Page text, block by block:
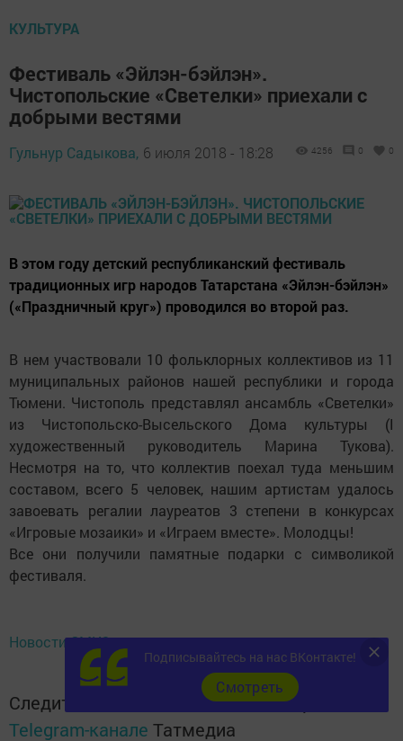
КУЛЬТУРА
Фестиваль «Эйлэн-бэйлэн».
Чистопольские «Светелки» приехали с
добрыми вестями
Гульнур Садыкова, 6 июля 2018 - 18:28 4256 0 0
В этом году детский республиканский фестиваль
традиционных игр народов Татарстана «Эйлэн-бэйлэн»
(«Праздничный круг») проводился во второй раз.
В нем участвовали 10 фольклорных коллективов из 11
муниципальных районов нашей республики и города
Тюмени. Чистополь представлял ансамбль «Светелки»
из Чистопольско-Высельского Дома культуры (I
художественный руководитель Марина Тукова).
Несмотря на то, что коллектив поехал туда меньшим
составом, всего 5 человек, нашим артистам удалось
завоевать регалии лауреатов 3 степени в конкурсах
«Игровые мозаики» и «Играем вместе». Молодцы!
Все они получили памятные подарки с символикой
фестиваля.
Новости СМИ2
Следите за самым важным и интересным в
Telegram-канале Татмедиа
Подписывайтесь на нас ВКонтакте!
Cмотреть